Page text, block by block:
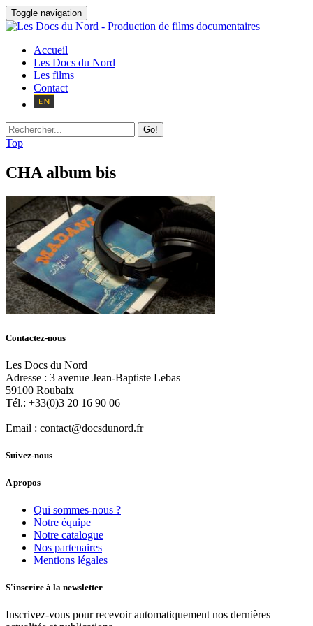
Toggle navigation
Accueil
Les Docs du Nord
Les films
Contact
Go!
Top
CHA album bis
Contactez-nous
Les Docs du Nord
Adresse : 3 avenue Jean-Baptiste Lebas
59100 Roubaix
Tél.: +33(0)3 20 16 90 06
Email : contact@docsdunord.fr
Suivez-nous
A propos
Qui sommes-nous ?
Notre équipe
Notre catalogue
Nos partenaires
Mentions légales
S'inscrire à la newsletter
Inscrivez-vous pour recevoir automatiquement nos dernières